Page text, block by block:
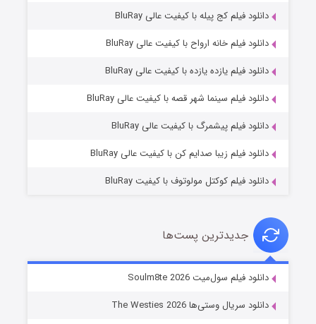
خاندان اژدها فصل ۳
دانلود فیلم کج‌ پیله با کیفیت عالی BluRay
دانلود فیلم خانه ارواح با کیفیت عالی BluRay
دانلود فیلم یازده یازده با کیفیت عالی BluRay
دانلود فیلم سینما شهر قصه با کیفیت عالی BluRay
دانلود فیلم پیشمرگ با کیفیت عالی BluRay
دانلود فیلم زیبا صدایم کن با کیفیت عالی BluRay
دانلود فیلم کوکتل مولوتوف با کیفیت BluRay
جدیدترین پست‌ها
دانلود فیلم سول‌میت Soulm8te 2026
دانلود سریال وستی‌ها The Westies 2026